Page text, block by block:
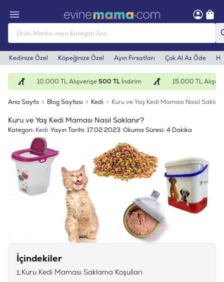
Kedinize Özel Köpeğinize Özel Ayın Fırsatları Çok Al Az Öde
10.000 TL Alışverişe500 TLİndirim 15.000 TL
Ana Sayfa Blog Sayfası Kedi Kuru ve Yaş Kedi Maması Nasıl
Kuru ve Yaş Kedi Maması Nasıl Saklanır?
Kategori: Kedi•Yayın Tarihi: 17.02.2023•Okuma Süresi: 4 Dakika
İçindekiler
1.Kuru Kedi Maması Saklama Koşulları